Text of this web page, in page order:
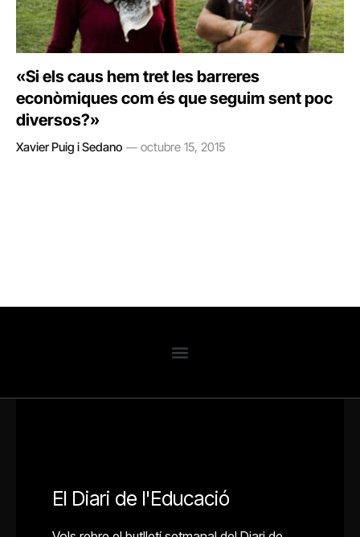
«Si els caus hem tret les barreres
econòmiques com és que seguim sent poc
diversos?»
Xavier Puig i Sedano octubre 15, 2015